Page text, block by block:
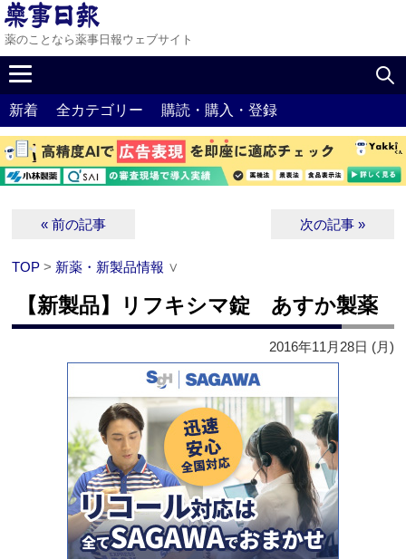
薬のことなら薬事日報ウェブサイト
新着 全カテゴリー 購読・購入・登録
« 前の記事 次の記事 »
TOP > 新薬・新製品情報 ∨
【新製品】リフキシマ錠 あすか製薬
2016年11月28日 (月)